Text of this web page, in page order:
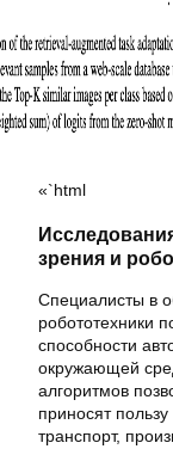
«`html
зрения и
Специалисты в
робототехники
способности
окружающей
алгоритмов
приносят
транспорт,